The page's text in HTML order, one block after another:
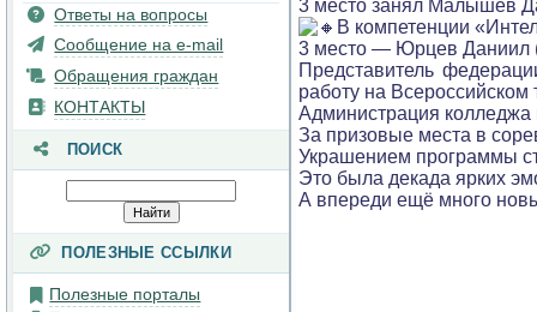
Структура и органы
управления
образовательной
организацией
Документы
Образование
Руководство
Педагогический состав
Материально-техническое
оснащенность
образовательного
Ответы на вопросы
Сообщение на e-mail
Обращения граждан
КОНТАКТЫ
ПОИСК
ПОЛЕЗНЫЕ ССЫЛКИ
Полезные порталы
3 место занял Малышев
В компетенции
3 место — Юрцев Даниил
Представитель
работу на Всероссийском
Администрация колледжа
За призовые места в
Украшением программы
Это была декада ярких
А впереди ещё много